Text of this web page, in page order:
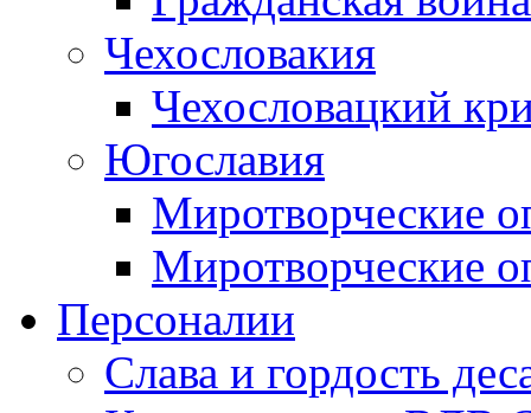
Чехословакия
Чехословацкий
Югославия
Миротворческие
Миротворческие
Персоналии
Слава и гордость